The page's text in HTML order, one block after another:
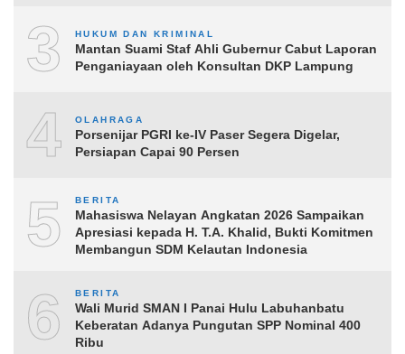
3 HUKUM DAN KRIMINAL
Mantan Suami Staf Ahli Gubernur Cabut Laporan
Penganiayaan oleh Konsultan DKP Lampung
4 OLAHRAGA
Porsenijar PGRI ke-IV Paser Segera Digelar,
Persiapan Capai 90 Persen
5 BERITA
Mahasiswa Nelayan Angkatan 2026 Sampaikan
Apresiasi kepada H. T.A. Khalid, Bukti Komitmen
Membangun SDM Kelautan Indonesia
6 BERITA
Wali Murid SMAN I Panai Hulu Labuhanbatu
Keberatan Adanya Pungutan SPP Nominal 400
Ribu